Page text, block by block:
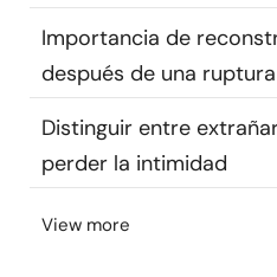
Encuentra un terapeuta
Idioma
Sobre nosotros
Importancia de
después de una ruptura
Distinguir entre
perder la intimidad
View more